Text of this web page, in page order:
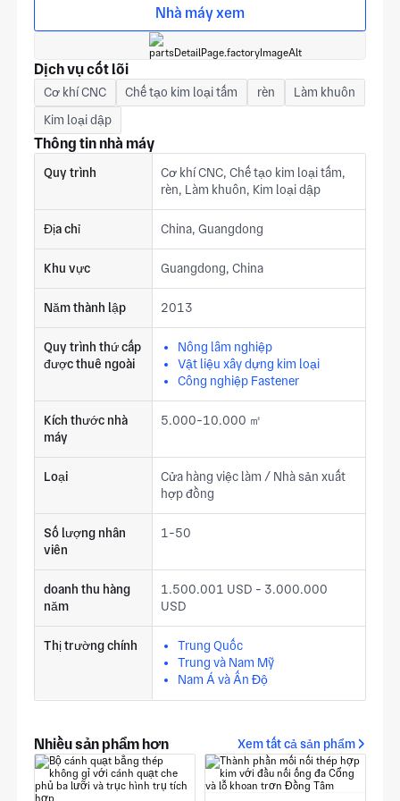
Nhà máy xem
Dịch vụ cốt lõi
Cơ khí CNC Chế tạo kim loại tấm rèn
Làm khuôn
Kim loại dập
Thông tin nhà máy
Quy trình
Cơ khí CNC, Chế tạo kim loại tấm,
rèn, Làm khuôn, Kim loại dập
Địa chỉ China, Guangdong
Khu vực Guangdong, China
Năm thành lập 2013
Quy trình thứ cấp
được thuê ngoài
Nông lâm nghiệp
Vật liệu xây dựng kim loại
Công nghiệp Fastener
Kích thước nhà
máy
5.000-10.000 ㎡
Loại
Cửa hàng việc làm / Nhà sản xuất
hợp đồng
Số lượng nhân
viên
1-50
doanh thu hàng
năm
1.500.001 USD - 3.000.000
USD
Thị trường chính
Trung Quốc
Trung và Nam Mỹ
Nam Á và Ấn Độ
Nhiều sản phẩm hơn Xem tất cả sản phẩm